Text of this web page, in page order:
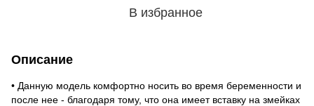
В избранное
Описание
• Данную модель комфортно носить во время беременности и
после нее - благодаря тому, что она имеет вставку на змейках